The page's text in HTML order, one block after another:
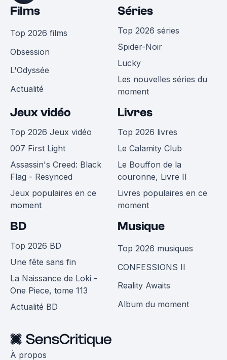
Films
Top 2026 films
Obsession
L'Odyssée
Actualité
Séries
Top 2026 séries
Spider-Noir
Lucky
Les nouvelles séries du
moment
Jeux vidéo
Top 2026 Jeux vidéo
007 First Light
Assassin's Creed: Black
Flag - Resynced
Jeux populaires en ce
moment
Livres
Top 2026 livres
Le Calamity Club
Le Bouffon de la
couronne, Livre II
Livres populaires en ce
moment
BD
Top 2026 BD
Une fête sans fin
La Naissance de Loki -
One Piece, tome 113
Actualité BD
Musique
Top 2026 musiques
CONFESSIONS II
Reality Awaits
Album du moment
À propos